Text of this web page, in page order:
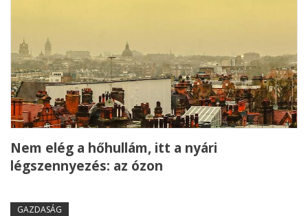
Nem elég a hőhullám, itt a nyári
légszennyezés: az ózon
GAZDASÁG